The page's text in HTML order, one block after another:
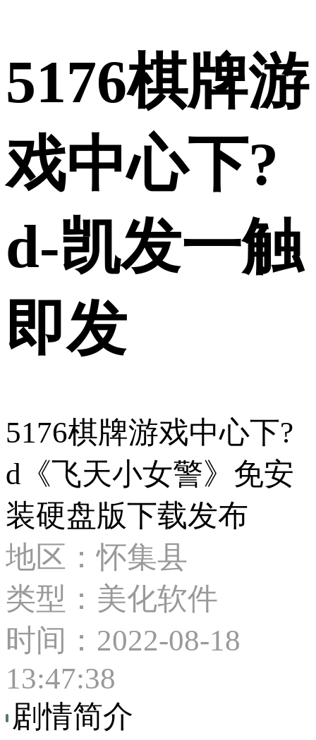
5176棋牌游
戏中心下?
d-凯发一触
即发
5176棋牌游戏中心下?
d《飞天小女警》免安
装硬盘版下载发布
地区：怀集县
类型：美化软件
时间：2022-08-18
13:47:38
剧情简介